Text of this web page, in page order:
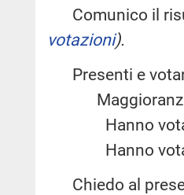
Comunico il
votazioni).
Presenti e
Hanno
Hanno
Chiedo al